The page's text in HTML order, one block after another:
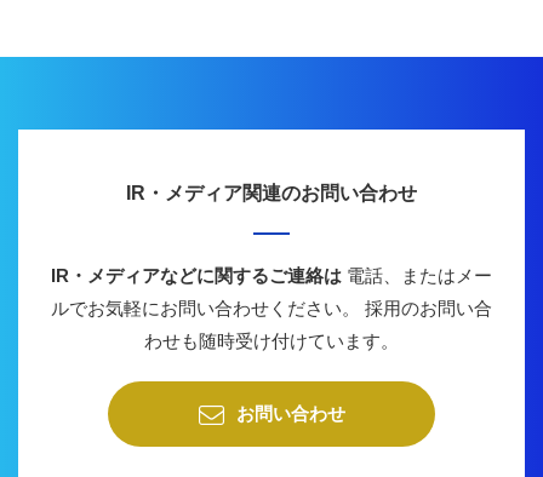
IR・メディア関連のお問い合わせ
IR・メディアなどに関するご連絡は 電話、またはメー
ルでお気軽にお問い合わせください。
採用のお問い合
わせも随時受け付けています。
お問い合わせ